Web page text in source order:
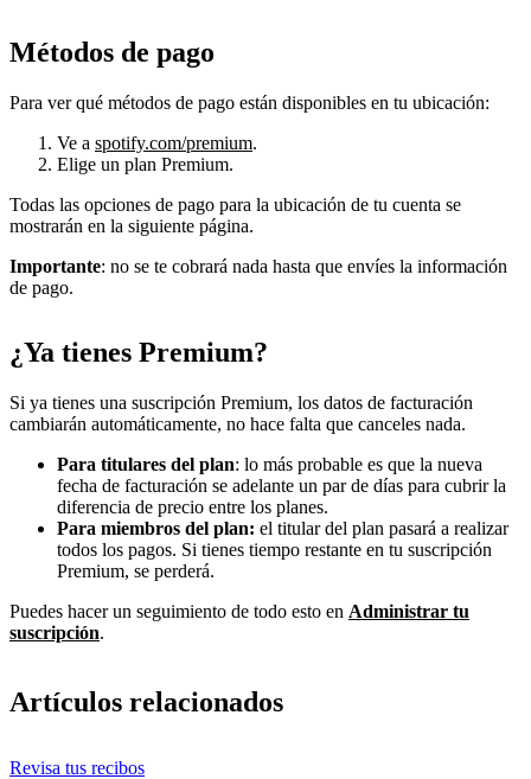
Métodos de pago
Para ver qué métodos de pago están disponibles en tu ubicación:
Ve a spotify.com/premium.
Elige un plan Premium.
Todas las opciones de pago para la ubicación de tu cuenta se
mostrarán en la siguiente página.
Importante: no se te cobrará nada hasta que envíes la información
de pago.
¿Ya tienes Premium?
Si ya tienes una suscripción Premium, los datos de facturación
cambiarán automáticamente, no hace falta que canceles nada.
Para titulares del plan: lo más probable es que la nueva
fecha de facturación se adelante un par de días para cubrir la
diferencia de precio entre los planes.
Para miembros del plan: el titular del plan pasará a realizar
todos los pagos. Si tienes tiempo restante en tu suscripción
Premium, se perderá.
Puedes hacer un seguimiento de todo esto en Administrar tu
suscripción.
Artículos relacionados
Revisa tus recibos